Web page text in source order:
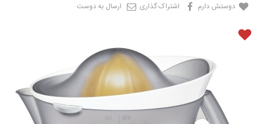
دوستش دارم اشتراک گذاری ارسال به دوست